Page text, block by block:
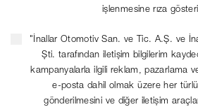
işlenmesine rıza
"İnallar Otomotiv San. ve Tic. A.Ş. ve
Şti. tarafından iletişim bilgilerim
kampanyalarla ilgili reklam, pazarlama
e-posta dahil olmak üzere her
gönderilmesini ve diğer iletişim